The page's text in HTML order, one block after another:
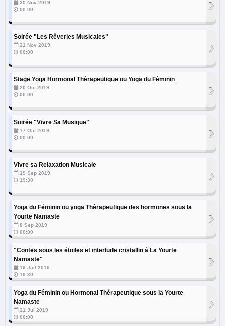
30 Nov 2019
00:00
›
Soirée "Les Rêveries Musicales"
21 Nov 2019
00:00
›
Stage Yoga Hormonal Thérapeutique ou Yoga du Féminin
20 Oct 2019
00:00
›
Soirée "Vivre Sa Musique"
17 Oct 2019
00:00
›
Vivre sa Relaxation Musicale
19 Sep 2019
19:30
›
Yoga du Féminin ou yoga Thérapeutique des hormones sous la
Yourte Namaste
8 Sep 2019
00:00
›
"Contes sous les étoiles et interlude cristallin à La Yourte
Namaste"
19 Juil 2019
19:30
›
Yoga du Féminin ou Hormonal Thérapeutique sous la Yourte
Namaste
21 Jui 2019
00:00
›